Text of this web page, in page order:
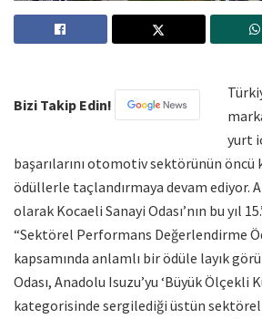
Bizi Takip Edin!
yurt
başarılarını otomotiv sektörünün öncü
ödüllerle taçlandırmaya devam ediyor.
olarak Kocaeli Sanayi Odası’nın bu yıl
“Sektörel Performans Değerlendirme
kapsamında anlamlı bir ödüle layık
Odası, Anadolu Isuzu’yu ‘Büyük Ölçekli
kategorisinde sergilediği üstün